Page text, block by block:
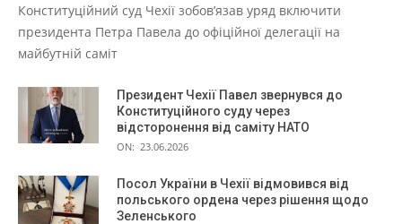
Конституційний суд Чехії зобов’язав уряд включити
президента Петра Павела до офіційної делегації на
майбутній саміт
Президент Чехії Павел звернувся до
Конституційного суду через
відсторонення від саміту НАТО
ON: 23.06.2026
Посол України в Чехії відмовився від
польського ордена через рішення щодо
Зеленського